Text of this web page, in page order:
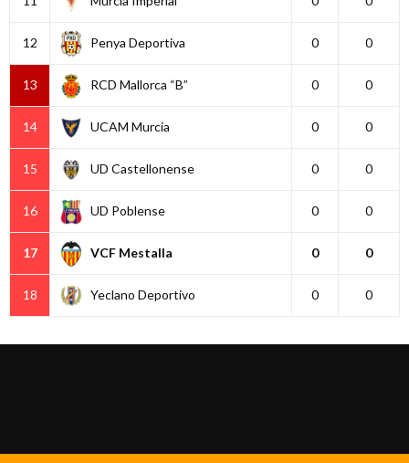
12 Penya Deportiva 0 0
13 RCD Mallorca “B” 0 0
14 UCAM Murcia 0 0
15 UD Castellonense 0 0
16 UD Poblense 0 0
17 VCF Mestalla 0 0
18 Yeclano Deportivo 0 0